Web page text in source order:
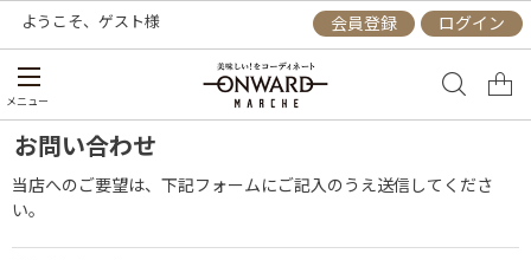
ようこそ、 ゲスト様 会員登録 ログイン
メニュー
お問い合わせ
当店へのご要望は、下記フォームにご記入のうえ送信してくださ
い。